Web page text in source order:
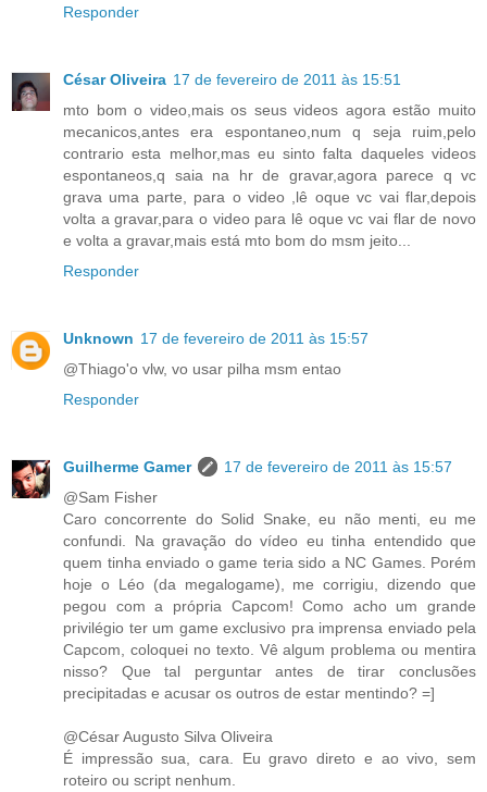
Responder
César Oliveira 17 de fevereiro de 2011 às 15:51
mto bom o video,mais os seus videos agora estão muito
mecanicos,antes era espontaneo,num q seja ruim,pelo
contrario esta melhor,mas eu sinto falta daqueles videos
espontaneos,q saia na hr de gravar,agora parece q vc
grava uma parte, para o video ,lê oque vc vai flar,depois
volta a gravar,para o video para lê oque vc vai flar de novo
e volta a gravar,mais está mto bom do msm jeito...
Responder
Unknown 17 de fevereiro de 2011 às 15:57
@Thiago'o vlw, vo usar pilha msm entao
Responder
Guilherme Gamer
17 de fevereiro de 2011 às 15:57
@Sam Fisher
Caro concorrente do Solid Snake, eu não menti, eu me
confundi. Na gravação do vídeo eu tinha entendido que
quem tinha enviado o game teria sido a NC Games. Porém
hoje o Léo (da megalogame), me corrigiu, dizendo que
pegou com a própria Capcom! Como acho um grande
privilégio ter um game exclusivo pra imprensa enviado pela
Capcom, coloquei no texto. Vê algum problema ou mentira
nisso? Que tal perguntar antes de tirar conclusões
precipitadas e acusar os outros de estar mentindo? =]
@César Augusto Silva Oliveira
É impressão sua, cara. Eu gravo direto e ao vivo, sem
roteiro ou script nenhum.